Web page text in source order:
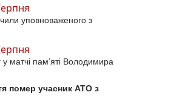
уповноваженого з
матчі пам’яті Володимира
помер учасник АТО з